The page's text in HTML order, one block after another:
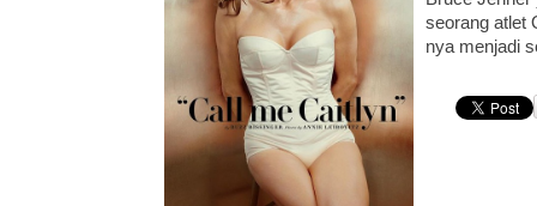
seorang atlet
nya menjadi